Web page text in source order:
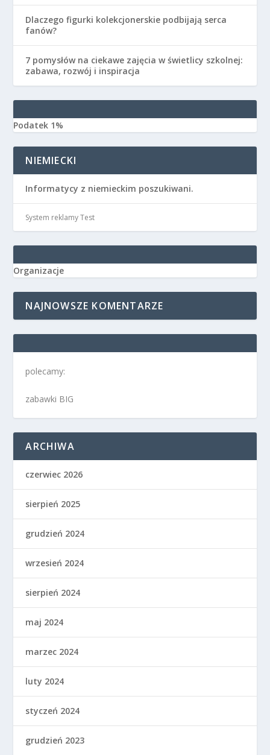
Dlaczego figurki kolekcjonerskie podbijają serca
fanów?
7 pomysłów na ciekawe zajęcia w świetlicy szkolnej:
zabawa, rozwój i inspiracja
Podatek 1%
NIEMIECKI
Informatycy z niemieckim poszukiwani.
System reklamy Test
Organizacje
NAJNOWSZE KOMENTARZE
polecamy:
zabawki BIG
ARCHIWA
czerwiec 2026
sierpień 2025
grudzień 2024
wrzesień 2024
sierpień 2024
maj 2024
marzec 2024
luty 2024
styczeń 2024
grudzień 2023